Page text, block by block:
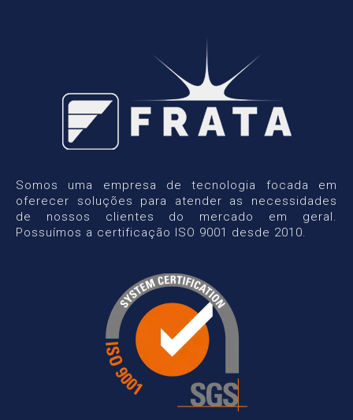
Somos uma empresa de tecnologia focada em
oferecer soluções para atender as necessidades
de nossos clientes do mercado em geral.
Possuímos a certificação ISO 9001 desde 2010.